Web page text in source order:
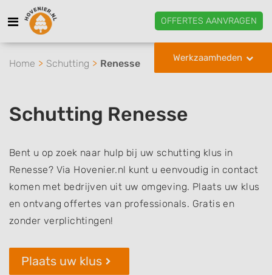
OFFERTES AANVRAGEN
Werkzaamheden
Home Schutting Renesse
Schutting Renesse
Bent u op zoek naar hulp bij uw schutting klus in
Renesse? Via Hovenier.nl kunt u eenvoudig in contact
komen met bedrijven uit uw omgeving. Plaats uw klus
en ontvang offertes van professionals. Gratis en
zonder verplichtingen!
Plaats uw klus